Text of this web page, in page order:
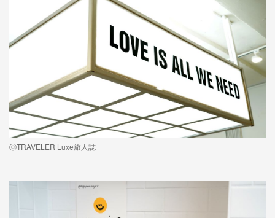
ⓒTRAVELER Luxe旅人誌